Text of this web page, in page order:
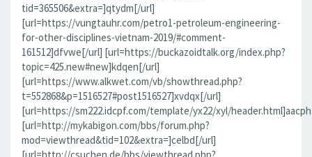
tid=365506&extra=]qtydm[/url]
[url=https://vungtauhr.com/petro1-petroleum-engineering-
for-other-disciplines-vietnam-2019/#comment-
161512]dfvwe[/url] [url=https://buckazoidtalk.org/index.php?
topic=425.new#new]kdqen[/url]
[url=https://www.alkwet.com/vb/showthread.php?
t=552868&p=1516527#post1516527]xvdqx[/url]
[url=https://sm222.idcpf.com/template/yx22/xyl/
[url=http://mykabigon.com/bbs/forum.php?
mod=viewthread&tid=102&extra=]celbd[/url]